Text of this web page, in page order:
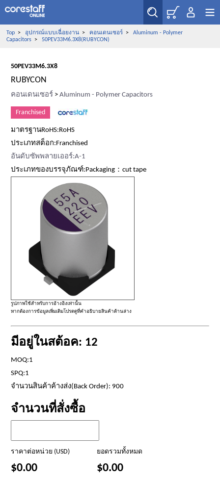
Top> อุปกรณ์แบบเฉื่อยงาน> คอนเดนเซอร์> Aluminum - Polymer
Capacitors> 50PEV33M6.3X8(RUBYCON)
50PEV33M6.3X8
RUBYCON
คอนเดนเซอร์ >Aluminum - Polymer Capacitors
Franchised
มาตรฐานRoHS:RoHS
ประเภทสต็อก:Franchised
อันดับซัพพลายเออร์:A-1
ประเภทของบรรจุภัณฑ์:Packaging：cut tape
รูปภาพใช้สำหรับการอ้างอิงเท่านั้น
หากต้องการข้อมูลเพิ่มเติมโปรดดูที่คำอธิบายสินค้าด้านล่าง
มีอยู่ในสต้อค: 12
MOQ:1
SPQ:1
จำนวนสินค้าค้างส่ง(Back Order): 900
จำนวนที่สั่งซื้อ
ราคาต่อหน่วย (USD) ยอดรวมทั้งหมด
$0.00 $0.00